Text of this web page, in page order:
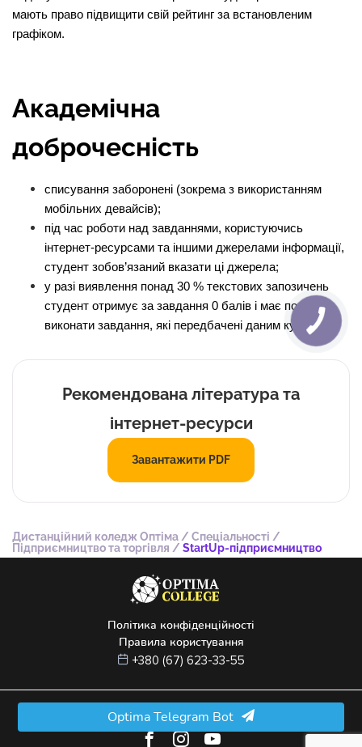
мають право підвищити свій рейтинг за встановленим
графіком.
Академічна
доброчесність
списування заборонені (зокрема з використанням
мобільних девайсів);
під час роботи над завданнями, користуючись
інтернет-ресурсами та іншими джерелами інформації,
студент зобов’язаний вказати ці джерела;
у разі виявлення понад 30 % текстових запозичень
студент отримує за завдання 0 балів і має повторно
виконати завдання, які передбачені даним курсом.
Рекомендована література та
інтернет-ресурси
Завантажити PDF
Дистанційний коледж Оптіма/ Спеціальності /
Підприємництво та торгівля / StartUp-підприємництво
Політика конфіденційності
Правила користування
+380 (67) 623-33-55
ТОВ "ФАХОВИЙ ПЕРЕДВИЩИЙ КОЛЕДЖ "ОПТІМА"
Optima Telegram Bot